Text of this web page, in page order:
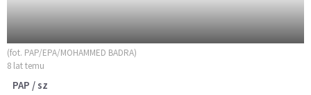
(fot. PAP/EPA/MOHAMMED BADRA)
8 lat temu
PAP / sz